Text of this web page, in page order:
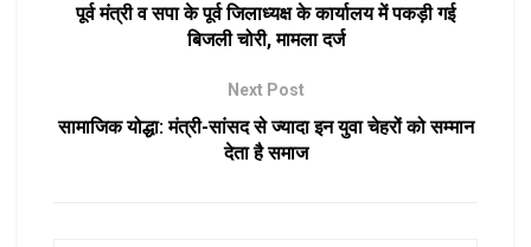
पूर्व मंत्री व सपा के पूर्व जिलाध्यक्ष के कार्यालय में पकड़ी गई
बिजली चोरी, मामला दर्ज
Next Post
सामाजिक योद्धा: मंत्री-सांसद से ज्यादा इन युवा चेहरों को सम्मान
देता है समाज